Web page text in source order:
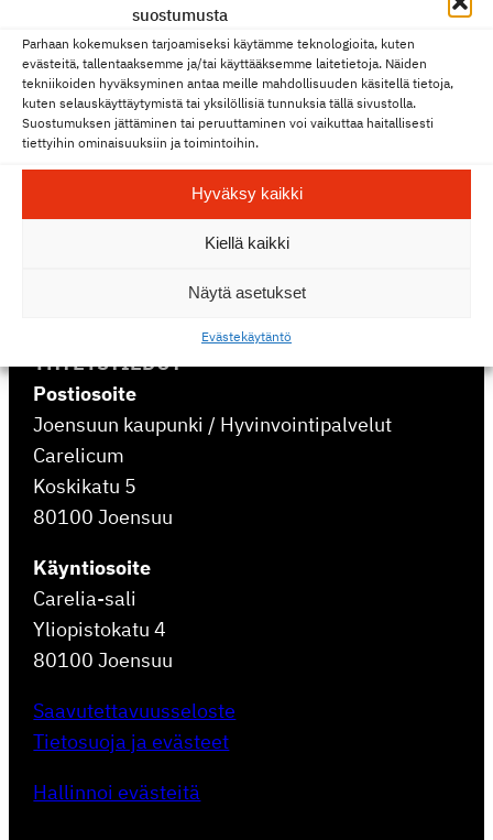
suostumusta
Parhaan kokemuksen tarjoamiseksi käytämme teknologioita, kuten
evästeitä, tallentaaksemme ja/tai käyttääksemme laitetietoja. Näiden
tekniikoiden hyväksyminen antaa meille mahdollisuuden käsitellä tietoja,
kuten selauskäyttäytymistä tai yksilöllisiä tunnuksia tällä sivustolla.
Suostumuksen jättäminen tai peruuttaminen voi vaikuttaa haitallisesti
tiettyihin ominaisuuksiin ja toimintoihin.
Hyväksy kaikki
Kiellä kaikki
Näytä asetukset
Eväste­käy­täntö
Vain ovili­pun­myynti, ei lippujen
ennakkovarauksia.
Konsertit »
YHTEYSTIEDOT
Postiosoite
Joensuun kaupunki / Hyvinvointipalvelut
Carelicum
Koskikatu 5
80100 Joensuu
Käyntiosoite
Carelia-sali
Yliopistokatu 4
80100 Joensuu
Saavutettavuusseloste
Tietosuoja ja evästeet
Hallinnoi evästeitä